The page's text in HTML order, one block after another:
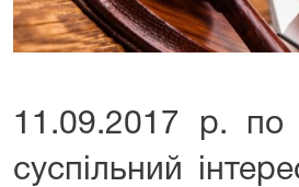
11.09.2017 р. по
суспільний